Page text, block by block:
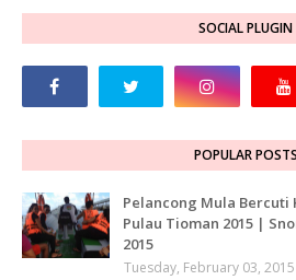
SOCIAL PLUGIN
POPULAR POSTS
Pelancong Mula Bercuti
Pulau Tioman 2015 |
2015
Tuesday, February 03, 2015